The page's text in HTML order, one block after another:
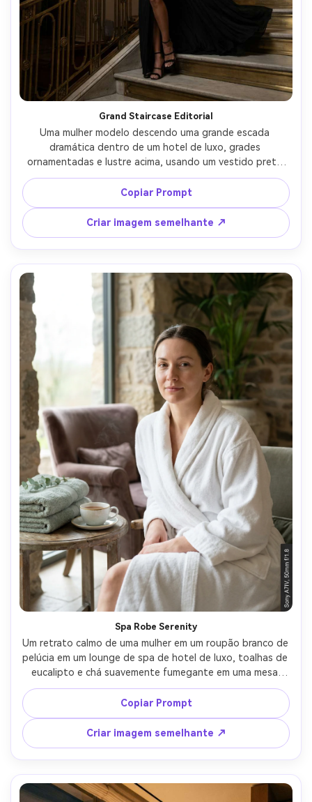
Grand Staircase Editorial
Uma mulher modelo descendo uma grande escada
dramática dentro de um hotel de luxo, grades
ornamentadas e lustre acima, usando um vestido preto
fluido com uma fenda e saltos com tiras, olhar confiante
para a câmera, holofotes dramáticos com sombras
suaves, tirado em Hasselblad X2D, 45mm, moldura
editorial de moda de corpo inteiro, fotorealista, look de
campanha de alta qualidade-AR 4:5
Copiar Prompt
Criar imagem semelhante ↗
Spa Robe Serenity
Um retrato calmo de uma mulher em um roupão branco de
pelúcia em um lounge de spa de hotel de luxo, toalhas de
eucalipto e chá suavemente fumegante em uma mesa
lateral, texturas de pedra neutra, luz suave da janela,
maquiagem mínima, expressão serena, tirado em Sony
A7IV, 50mm f/1.8, close-up com profundidade de campo
rasa, fotorealista, bem-estar limpo estilo editorial- -ar
4:5
Copiar Prompt
Criar imagem semelhante ↗